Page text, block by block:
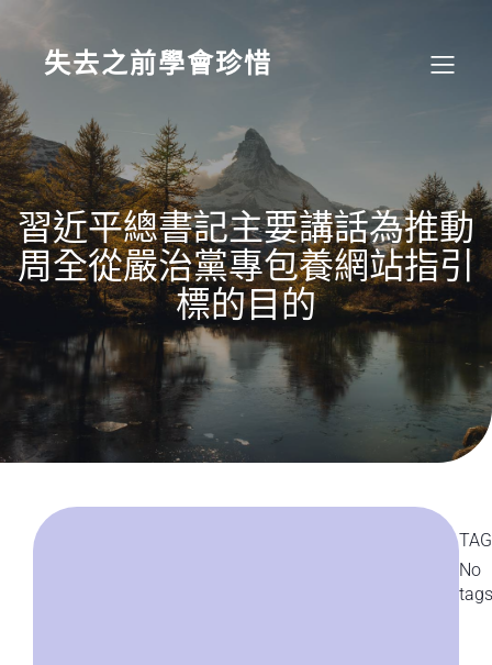
content
失去之前學會珍惜
習近平總書記主要講話為推動
周全從嚴治黨專包養網站指引
標的目的
No
tags